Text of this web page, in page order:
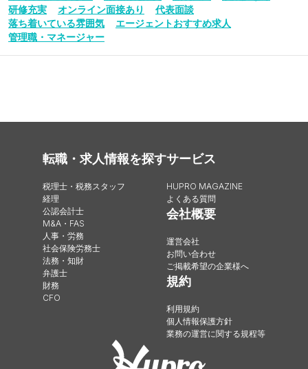
研修充実
オンライン面接あり
代表面談
落ち着いている雰囲気
エージェントおすすめ求人
管理職・マネージャー
転職・求人情報を探す
税理士・税務スタッフ
経理
公認会計士
M&A・FAS
人事・労務
社会保険労務士
法務・知財
弁護士
財務
CFO
サービス
HUPRO MAGAZINE
よくある質問
会社概要
運営会社
お問い合わせ
ご掲載希望の企業様へ
規約
利用規約
個人情報保護方針
業務の運営に関する規程等